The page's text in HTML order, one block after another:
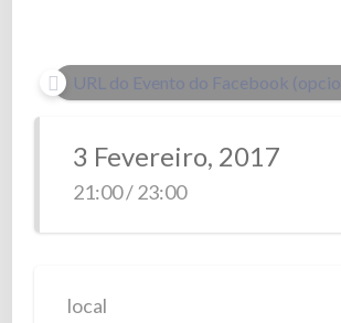
URL do Evento do Facebook
3 Fevereiro, 2017
21:00 / 23:00
local